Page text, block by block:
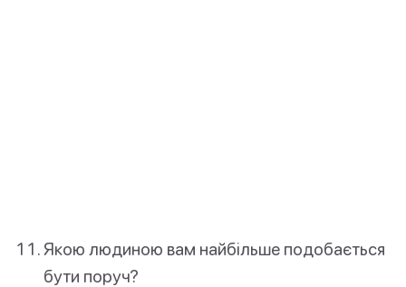
Якою людиною вам найбільше подобається
бути поруч?